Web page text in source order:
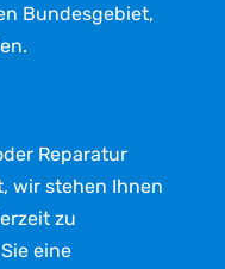
Bundesgebiet,
Reparatur
wir stehen Ihnen
zu
eine